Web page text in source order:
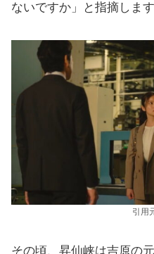
ないですか」と指摘します
引用
その頃、昇仙峡は吉原の